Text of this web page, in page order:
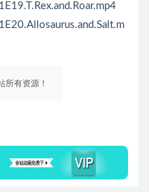
所有资源！